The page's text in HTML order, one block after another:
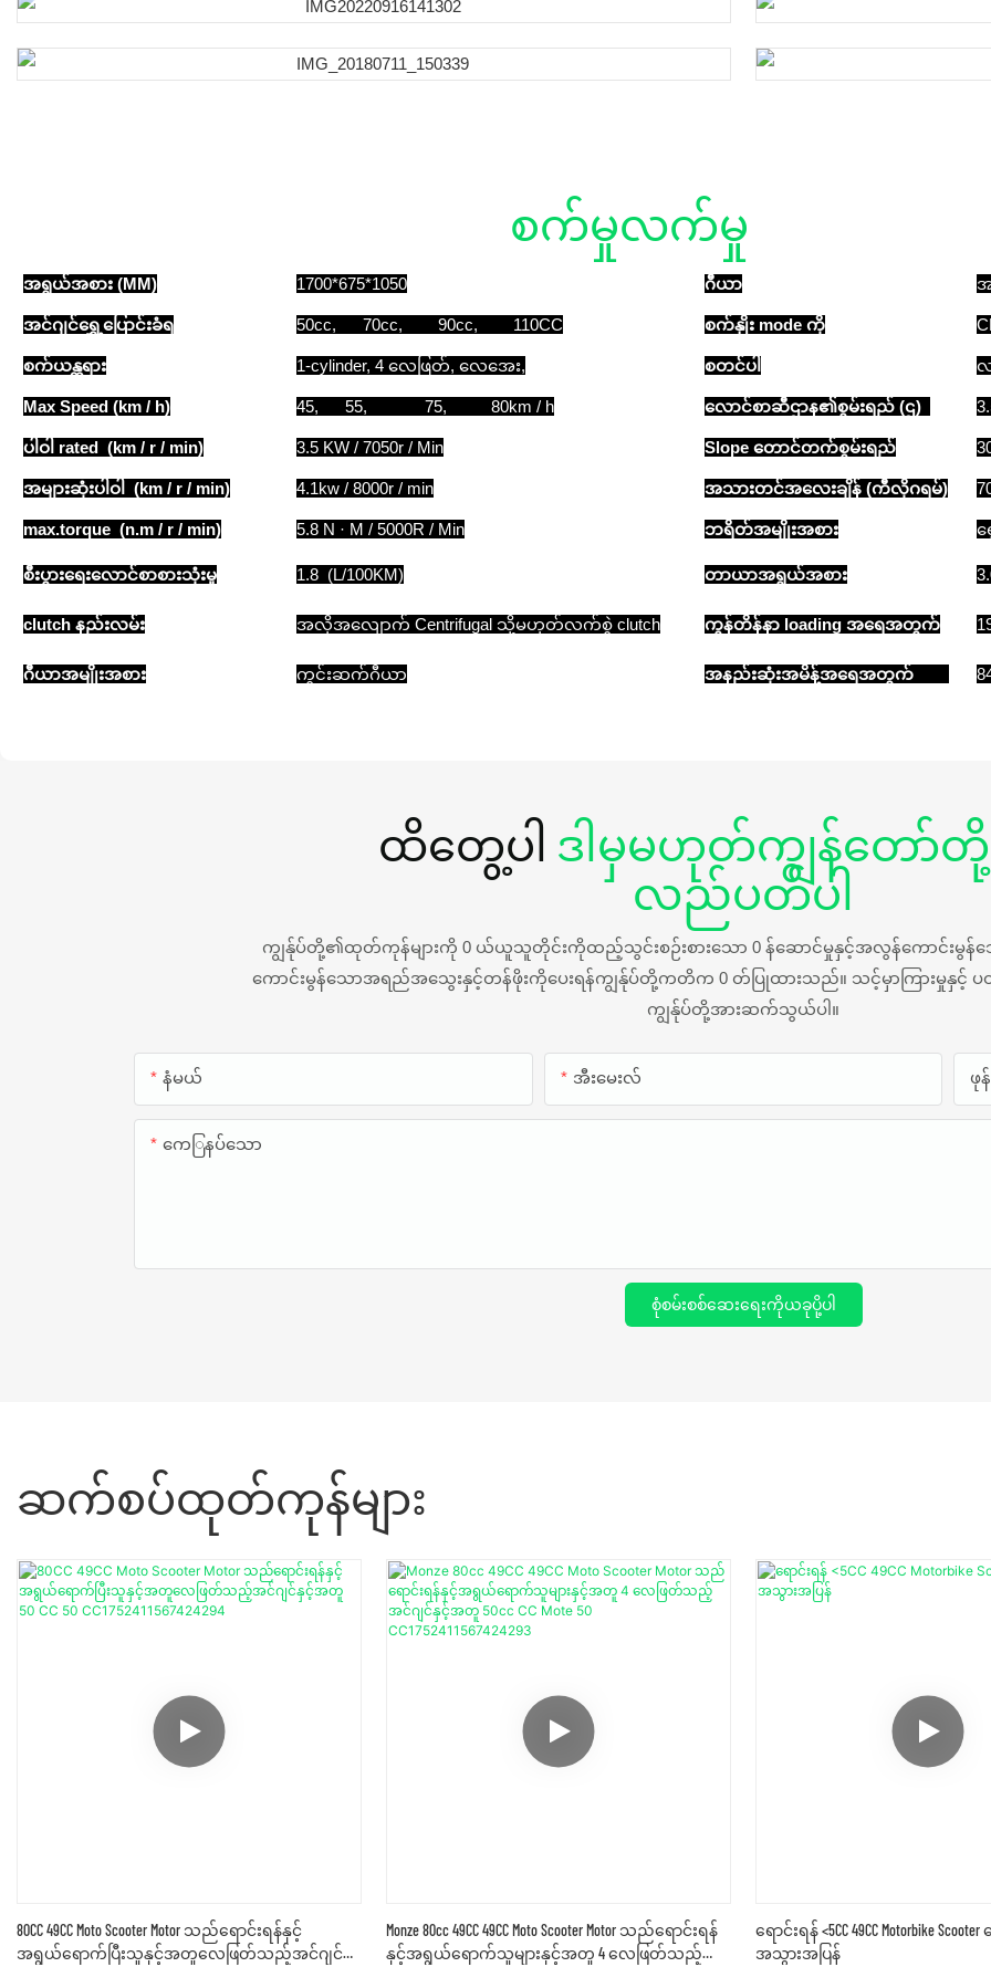
စက်မှုလက်မှု
အရွယ်အစား (MM) 1700*675*1050 ဂီယာ
အင်ဂျင်ရွှေ့ပြောင်းခံရ 50cc, 70cc, 90cc, 110CC စက်နှိုး mode ကို
စက်ယန္တရား 1-cylinder, 4 လေဖြတ်, လေအေး, စတင်ပါ
Max Speed ​​(km / h) 45, 55, 75, 80km / h လောင်စာဆီဌာန၏စွမ်းရည် (ဌ)
ပါဝါ rated (km / r / min) 3.5 KW / 7050r / Min Slope တောင်တက်စွမ်းရည်
အများဆုံးပါဝါ (km / r / min) 4.1kw / 8000r / min အသားတင်အလေးချိန် (ကီလိုဂရမ်)
max.torque (n.m / r / min) 5.8 N · M / 5000R / Min ဘရိတ်အမျိုးအစား
စီးပွားရေးလောင်စာစားသုံးမှု 1.8 (L/100KM) တာယာအရွယ်အစား
clutch နည်းလမ်း အလိုအလျောက် Centrifugal သို့မဟုတ်လက်စွဲ clutch ကွန်တိန်နာ loading အရေအတွက်
ဂီယာအမျိုးအစား ကွင်းဆက်ဂီယာ အနည်းဆုံးအမိန့်အရေအတွက်
ထိတွေ့ပါ ဒါမှမဟုတ်ကျွန်တော်
လည်ပတ်ပါ
ကျွန်ုပ်တို့၏ထုတ်ကုန်များကို 0 ယ်ယူသူတိုင်းကိုထည့်သွင်းစဉ်းစားသော 0 န်ဆောင်မှုနှင့်အလွန်ကောင်းမွ
ကောင်းမွန်သောအရည်အသွေးနှင့်တန်ဖိုးကိုပေးရန်ကျွန်ုပ်တို့ကတိက 0 တ်ပြုထားသည်။ သင့်မှာကြားမှုနှင့် ပ
ကျွန်ုပ်တို့အားဆက်သွယ်ပါ။
နံမယ် အီးမေးလ် ဖု
ကေြနပ်သော
စုံစမ်းစစ်ဆေးရေးကိုယခုပို့ပါ
ဆက်စပ်ထုတ်ကုန်များ
80CC 49CC Moto Scooter Motor သည်ရောင်းရန်နှင့်
အရွယ်ရောက်ပြီးသူနှင့်အတူလေဖြတ်သည့်အင်ဂျင်
Monze 80cc 49CC 49CC Moto Scooter Motor သည်ရောင်းရန်
နှင့်အရွယ်ရောက်သူများနှင့်အတူ 4 လေဖြတ်သည့်
ရောင်းရန် <5CC 49CC Motorbike
အသွားအပြန်